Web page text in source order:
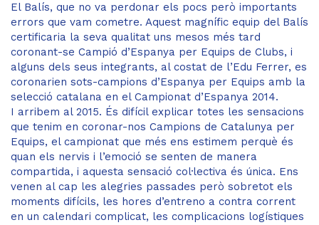
El Balís, que no va perdonar els pocs però importants
errors que vam cometre. Aquest magnífic equip del Balís
certificaria la seva qualitat uns mesos més tard
coronant-se Campió d’Espanya per Equips de Clubs, i
alguns dels seus integrants, al costat de l’Edu Ferrer, es
coronarien sots-campions d’Espanya per Equips amb la
selecció catalana en el Campionat d’Espanya 2014.
I arribem al 2015. És difícil explicar totes les sensacions
que tenim en coronar-nos Campions de Catalunya per
Equips, el campionat que més ens estimem perquè és
quan els nervis i l’emoció se senten de manera
compartida, i aquesta sensació col·lectiva és única. Ens
venen al cap les alegries passades però sobretot els
moments difícils, les hores d’entreno a contra corrent
en un calendari complicat, les complicacions logístiques